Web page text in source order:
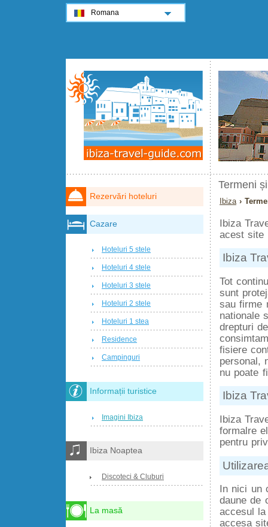
Termeni
Ibiza ›
Ibiza
acest site
Ibiza
Tot
sunt
sau firme
nationale
drepturi
fisiere
personal,
nu poate
Ibiza
Ibiza
formalre
pentru
In nici un
daune de
accesul
accesa
Rezervări hoteluri
Cazare
Hoteluri 5 stele
Hoteluri 4 stele
Hoteluri 3 stele
Hoteluri 2 stele
Hoteluri 1 stea
Residence
Campinguri
Informații turistice
Imagini Ibiza
Ibiza Noaptea
Discoteci & Cluburi
La masă
Romana